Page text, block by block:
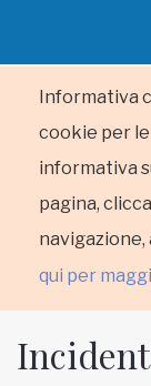
Informativa
cookie per
informativa
pagina,
navigazione,
qui per